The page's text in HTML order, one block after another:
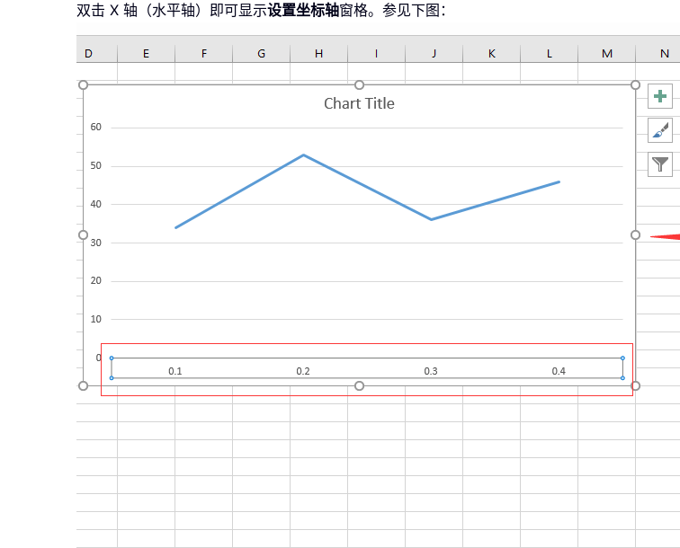
双击 X 轴（水平轴）即可显示设置坐标轴窗格。参见下图：